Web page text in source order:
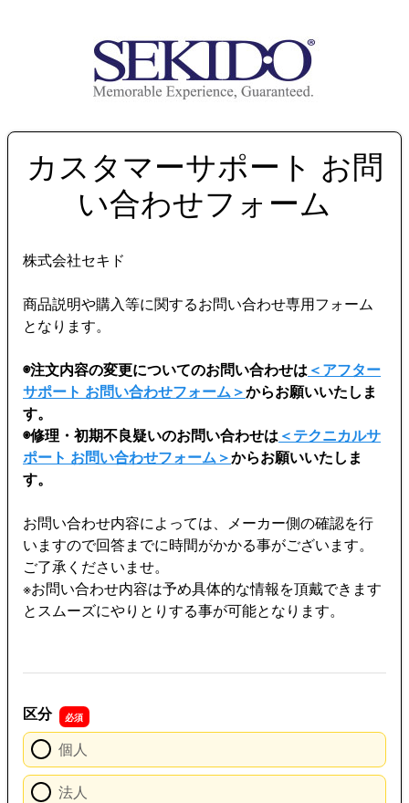
カスタマーサポート お問
い合わせフォーム
株式会社セキド
商品説明や購入等に関するお問い合わせ専用フォーム
となります。
◉注文内容の変更についてのお問い合わせは＜アフター
サポート お問い合わせフォーム＞からお願いいたしま
す。
◉修理・初期不良疑いのお問い合わせは＜テクニカルサ
ポート お問い合わせフォーム＞からお願いいたしま
す。
お問い合わせ内容によっては、メーカー側の確認を行
いますので回答までに時間がかかる事がございます。
ご了承くださいませ。
※お問い合わせ内容は予め具体的な情報を頂戴できます
とスムーズにやりとりする事が可能となります。
区分
個人
法人